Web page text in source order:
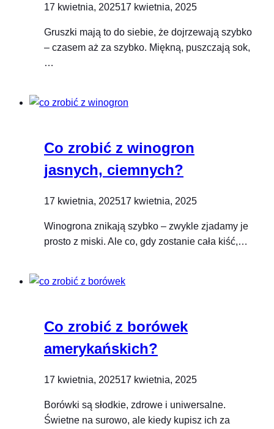
17 kwietnia, 202517 kwietnia, 2025
Gruszki mają to do siebie, że dojrzewają szybko
– czasem aż za szybko. Miękną, puszczają sok,
…
Co zrobić z winogron
jasnych, ciemnych?
17 kwietnia, 202517 kwietnia, 2025
Winogrona znikają szybko – zwykle zjadamy je
prosto z miski. Ale co, gdy zostanie cała kiść,…
Co zrobić z borówek
amerykańskich?
17 kwietnia, 202517 kwietnia, 2025
Borówki są słodkie, zdrowe i uniwersalne.
Świetne na surowo, ale kiedy kupisz ich za